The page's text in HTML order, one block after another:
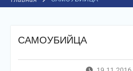
САМОУБИЙЦА